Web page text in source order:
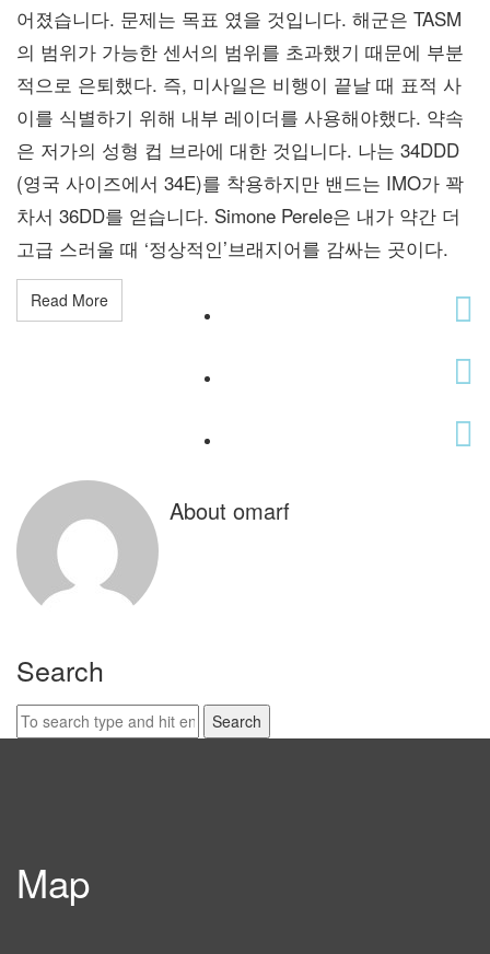
어졌습니다. 문제는 목표 였을 것입니다. 해군은 TASM
의 범위가 가능한 센서의 범위를 초과했기 때문에 부분
적으로 은퇴했다. 즉, 미사일은 비행이 끝날 때 표적 사
이를 식별하기 위해 내부 레이더를 사용해야했다. 약속
은 저가의 성형 컵 브라에 대한 것입니다. 나는 34DDD
(영국 사이즈에서 34E)를 착용하지만 밴드는 IMO가 꽉
차서 36DD를 얻습니다. Simone Perele은 내가 약간 더
고급 스러울 때 ‘정상적인’브래지어를 감싸는 곳이다.
Read More
About omarf
Search
Search
for:
Map